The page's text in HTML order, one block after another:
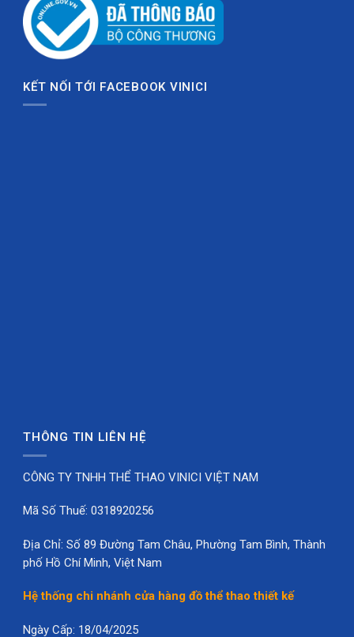
KẾT NỐI TỚI FACEBOOK VINICI
THÔNG TIN LIÊN HỆ
CÔNG TY TNHH THỂ THAO VINICI VIỆT NAM
Mã Số Thuế: 0318920256
Địa Chỉ: Số 89 Đường Tam Châu, Phường Tam Bình, Thành
phố Hồ Chí Minh, Việt Nam
Hệ thống chi nhánh cửa hàng đồ thể thao thiết kế
Ngày Cấp: 18/04/2025